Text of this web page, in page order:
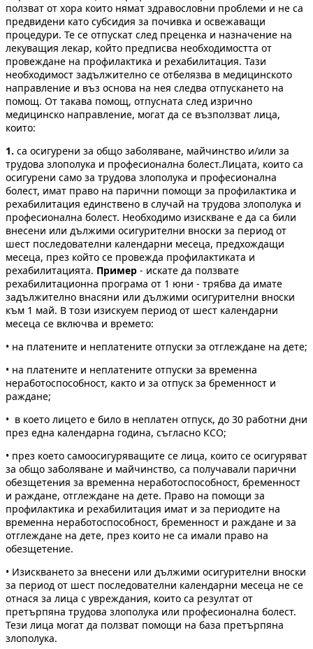
ползват от хора които нямат здравословни проблеми и не са
предвидени като субсидия за почивка и освежаващи
процедури. Те се отпускат след преценка и назначение на
лекуващия лекар, който предписва необходимостта от
провеждане на профилактика и рехабилитация. Тази
необходимост задължително се отбелязва в медицинското
направление и въз основа на нея следва отпускането на
помощ. От такава помощ, отпусната след изрично
медицинско направление, могат да се възползват лица,
които:
1. са осигурени за общо заболяване, майчинство и/или за
трудова злополука и професионална болест.Лицата, които са
осигурени само за трудова злополука и професионална
болест, имат право на парични помощи за профилактика и
рехабилитация единствено в случай на трудова злополука и
професионална болест. Необходимо изискване е да са били
внесени или дължими осигурителни вноски за период от
шест последователни калeндарни месеца, предхождащи
месеца, през който се провежда профилактиката и
рехабилитацията. Пример - искате да ползвате
рехабилитационна програма от 1 юни - трябва да имате
задължително внасяни или дължими осигурителни вноски
към 1 май. В този изискуем период от шест календарни
месеца се включва и времето:
• на платените и неплатените отпуски за отглеждане на дете;
• на платените и неплатените отпуски за временна
неработоспособност, както и за отпуск за бременност и
раждане;
• в което лицето е било в неплатен отпуск, до 30 работни дни
през една календарна година, съгласно КСО;
• през което самоосигуряващите се лица, които се осигуряват
за общо заболяване и майчинство, са получавали парични
обезщетения за временна неработоспособност, бременност
и раждане, отглеждане на дете. Право на помощи за
профилактика и рехабилитация имат и за периодите на
временна неработоспособност, бременност и раждане и за
отглеждане на дете, през които не са имали право на
обезщетение.
• Изискването за внесени или дължими осигурителни вноски
за период от шест последователни календарни месеца не се
отнася за лица с увреждания, които са резултат от
претърпяна трудова злополука или професионална болест.
Тези лица могат да ползват помощи на база претърпяна
злополука.